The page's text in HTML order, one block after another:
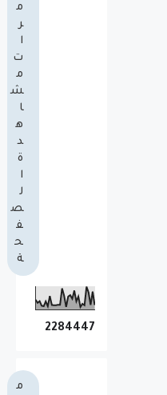
م
ر
ا
ت
م
ش
ا
ه
د
ة
ا
ل
ص
ف
ح
ة
2284447
م